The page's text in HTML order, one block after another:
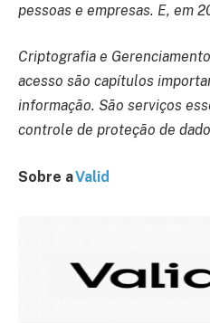
pessoas e empresas. E, em
Criptografia e
acesso são capítulos
informação. São serviços
controle de proteção de
Sobre aValid